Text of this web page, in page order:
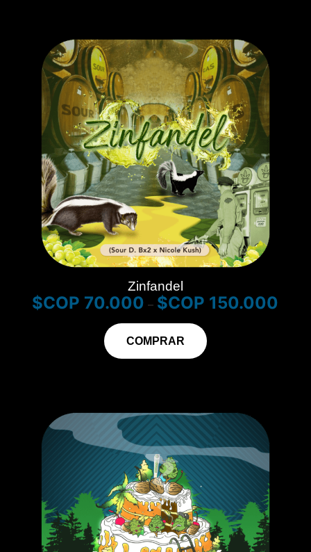
Zinfandel
$ 70.000 – $ 150.000
COMPRAR